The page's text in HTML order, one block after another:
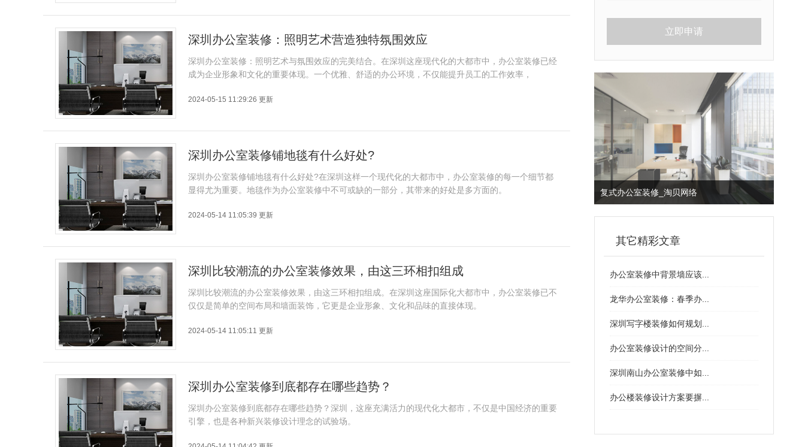
深圳办公室装修：照明艺术营造独特氛围效应
深圳办公室装修：照明艺术与氛围效应的完美结合。在深圳这座现代化的大都市中，办公室装修已经
成为企业形象和文化的重要体现。一个优雅、舒适的办公环境，不仅能提升员工的工作效率，
2024-05-15 11:29:26 更新
深圳办公室装修铺地毯有什么好处?
深圳办公室装修铺地毯有什么好处?在深圳这样一个现代化的大都市中，办公室装修的每一个细节都
显得尤为重要。地毯作为办公室装修中不可或缺的一部分，其带来的好处是多方面的。
2024-05-14 11:05:39 更新
深圳比较潮流的办公室装修效果，由这三环相扣组成
深圳比较潮流的办公室装修效果，由这三环相扣组成。在深圳这座国际化大都市中，办公室装修已不
仅仅是简单的空间布局和墙面装饰，它更是企业形象、文化和品味的直接体现。
2024-05-14 11:05:11 更新
深圳办公室装修到底都存在哪些趋势？
深圳办公室装修到底都存在哪些趋势？深圳，这座充满活力的现代化大都市，不仅是中国经济的重要
引擎，也是各种新兴装修设计理念的试验场。
立即申请
复式办公室装修_淘贝网络
其它精彩文章
办公室装修中背景墙应该...
龙华办公室装修：春季办...
深圳写字楼装修如何规划...
办公室装修设计的空间分...
深圳南山办公室装修中如...
办公楼装修设计方案要摒...